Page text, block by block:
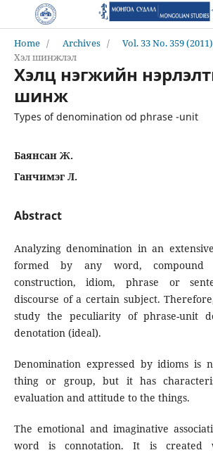
Home / Archives / Vol. 33 No. 359
Хэл шинжлэл
Хэлц нэгжийн
шинж
Types of denomination od phrase -unit
Баянсан Ж.
Ганчимэг Л.
Abstract
Analyzing denomination in an
formed by any word, compound
construction, idiom, phrase or
discourse of a certain subject.
study the peculiarity of phrase-unit
denotation (ideal).
Denomination expressed by idioms is
thing or group, but it has
evaluation and attitude to the things.
The emotional and imaginative
word is connotation. It is created